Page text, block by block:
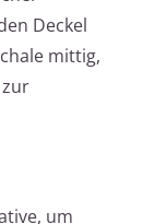
Deckel
mittig,
um